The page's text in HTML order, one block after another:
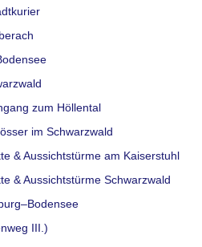
zum Höllental
im Schwarzwald
& Aussichtstürme am Kaiserstuhl
& Aussichtstürme Schwarzwald
III.)